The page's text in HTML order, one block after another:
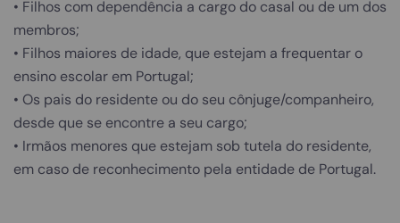
• Filhos com dependência a cargo do casal ou de um dos
membros;
• Filhos maiores de idade, que estejam a frequentar o
ensino escolar em Portugal;
• Os pais do residente ou do seu cônjuge/companheiro,
desde que se encontre a seu cargo;
• Irmãos menores que estejam sob tutela do residente,
em caso de reconhecimento pela entidade de Portugal.